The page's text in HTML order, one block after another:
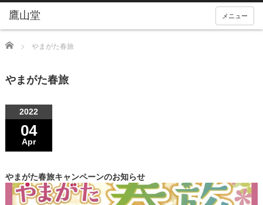
メニュー
Home やまがた春旅
やまがた春旅
2022
04
Apr
やまがた春旅キャンペーンのお知らせ